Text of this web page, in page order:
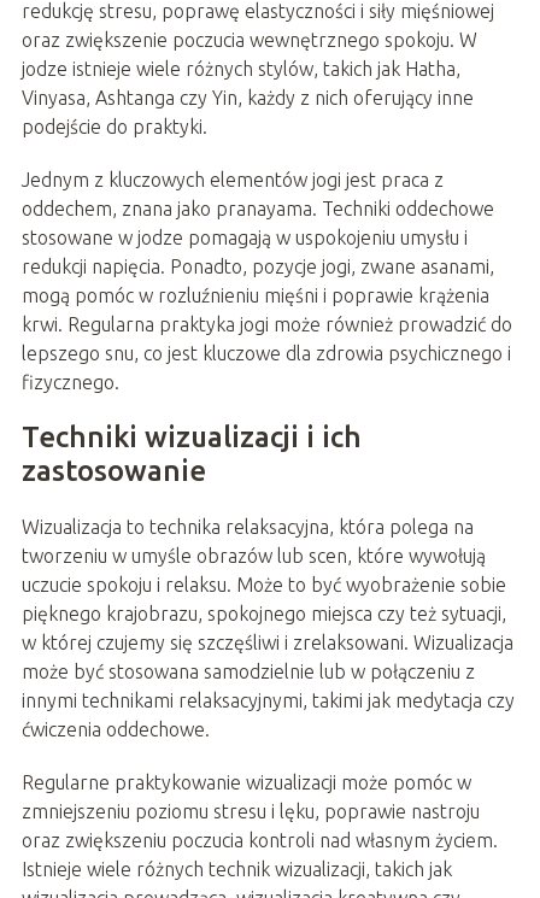
redukcję stresu, poprawę elastyczności i siły mięśniowej
oraz zwiększenie poczucia wewnętrznego spokoju. W
jodze istnieje wiele różnych stylów, takich jak Hatha,
Vinyasa, Ashtanga czy Yin, każdy z nich oferujący inne
podejście do praktyki.
Jednym z kluczowych elementów jogi jest praca z
oddechem, znana jako pranayama. Techniki oddechowe
stosowane w jodze pomagają w uspokojeniu umysłu i
redukcji napięcia. Ponadto, pozycje jogi, zwane asanami,
mogą pomóc w rozluźnieniu mięśni i poprawie krążenia
krwi. Regularna praktyka jogi może również prowadzić do
lepszego snu, co jest kluczowe dla zdrowia psychicznego i
fizycznego.
Techniki wizualizacji i ich
zastosowanie
Wizualizacja to technika relaksacyjna, która polega na
tworzeniu w umyśle obrazów lub scen, które wywołują
uczucie spokoju i relaksu. Może to być wyobrażenie sobie
pięknego krajobrazu, spokojnego miejsca czy też sytuacji,
w której czujemy się szczęśliwi i zrelaksowani. Wizualizacja
może być stosowana samodzielnie lub w połączeniu z
innymi technikami relaksacyjnymi, takimi jak medytacja czy
ćwiczenia oddechowe.
Regularne praktykowanie wizualizacji może pomóc w
zmniejszeniu poziomu stresu i lęku, poprawie nastroju
oraz zwiększeniu poczucia kontroli nad własnym życiem.
Istnieje wiele różnych technik wizualizacji, takich jak